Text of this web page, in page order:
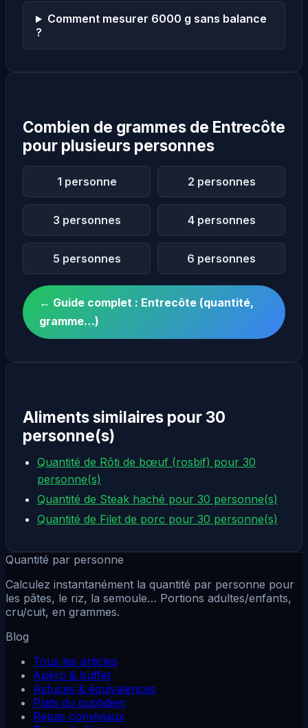
Comment mesurer 6000 g sans balance
?
Combien de grammes de Entrecôte
pour plusieurs personnes
1 personne 2 personnes
3 personnes 4 personnes
5 personnes 6 personnes
← Guide complet : Entrecôte (quantité,
gramme…)
Aliments similaires pour 30
personne(s)
Quantité de Rôti de bœuf (rosbif) pour 30
personne(s)
Quantité de Steak haché pour 30 personne(s)
Quantité de Filet de porc pour 30 personne(s)
Quantité par personne
Calculez instantanément la quantité par personne pour
les pâtes, le riz, la semoule… Portions adultes/enfants,
cru/cuit, en grammes.
Blog
Tous les articles
Apéro & buffet
Astuces & équivalences
Plats du quotidien
Repas conviviaux